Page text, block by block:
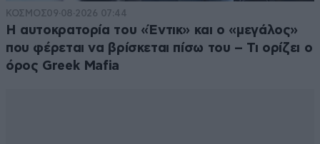
ΚΟΣΜΟΣ09·08·2026 07:44
Η αυτοκρατορία του «Έντικ» και ο «μεγάλος»
που φέρεται να βρίσκεται πίσω του – Τι ορίζει ο
όρος Greek Mafia